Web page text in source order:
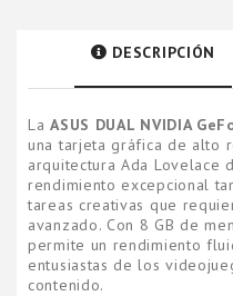
DESCRIPCIÓN
LaASUS DUAL NVIDIA
una tarjeta gráfica de alto
arquitectura Ada Lovelace
rendimiento excepcional
tareas creativas que
avanzado. Con 8 GB de
permite un rendimiento
entusiastas de los
contenido.